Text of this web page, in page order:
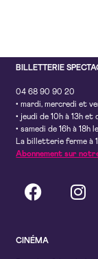
BILLETTERIE
04 68 90 90 20
• mardi, mercredi et
• jeudi de 10h à 13h et
• samedi de 16h à
La billetterie ferme à
Abonnement sur
CINÉMA